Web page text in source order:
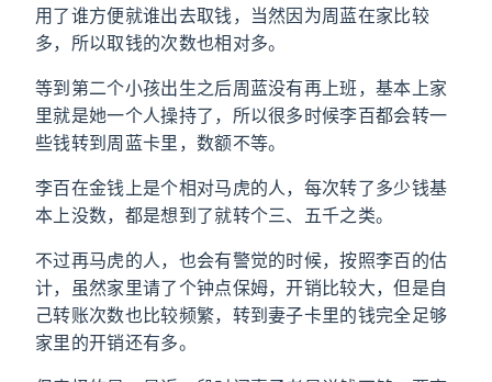
用了谁方便就谁出去取钱，当然因为周蓝在家比较
多，所以取钱的次数也相对多。
等到第二个小孩出生之后周蓝没有再上班，基本上家
里就是她一个人操持了，所以很多时候李百都会转一
些钱转到周蓝卡里，数额不等。
李百在金钱上是个相对马虎的人，每次转了多少钱基
本上没数，都是想到了就转个三、五千之类。
不过再马虎的人，也会有警觉的时候，按照李百的估
计，虽然家里请了个钟点保姆，开销比较大，但是自
己转账次数也比较频繁，转到妻子卡里的钱完全足够
家里的开销还有多。